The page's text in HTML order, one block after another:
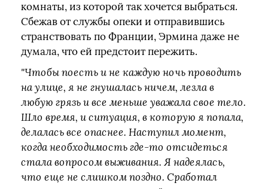
комнаты, из которой так хочется выбраться.
Сбежав от службы опеки и отправившись
странствовать по Франции, Эрмина даже не
думала, что ей предстоит пережить.
"Чтобы поесть и не каждую ночь проводить
на улице, я не гнушалась ничем, лезла в
любую грязь и все меньше уважала свое тело.
Шло время, и ситуация, в которую я попала,
делалась все опаснее. Наступил момент,
когда необходимость где-то отсидеться
стала вопросом выживания. Я надеялась,
что еще не слишком поздно. Сработал